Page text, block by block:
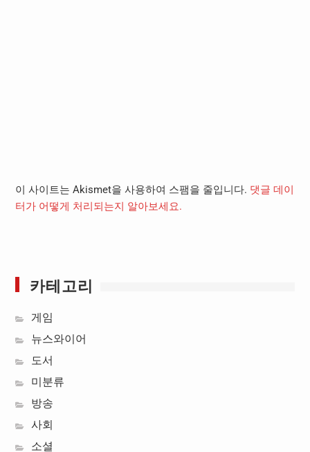
이 사이트는 Akismet을 사용하여 스팸을 줄입니다. 댓글 데이
터가 어떻게 처리되는지 알아보세요.
카테고리
게임
뉴스와이어
도서
미분류
방송
사회
소셜